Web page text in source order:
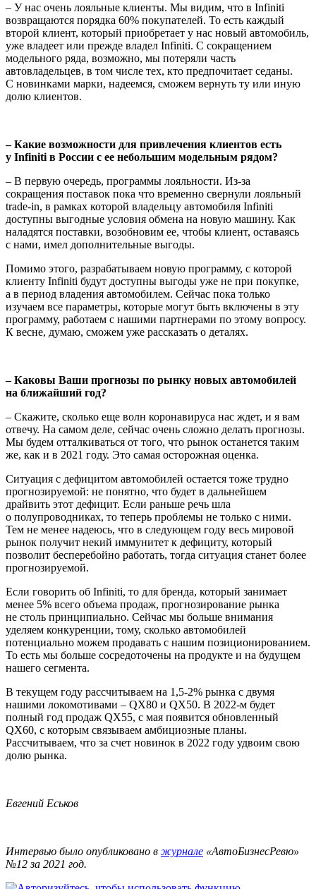
– У нас очень лояльные клиенты. Мы видим, что в Infiniti
возвращаются порядка 60% покупателей. То есть каждый
второй клиент, который приобретает у нас новый автомобиль,
уже владеет или прежде владел Infiniti. С сокращением
модельного ряда, возможно, мы потеряли часть
автовладельцев, в том числе тех, кто предпочитает седаны.
С новинками марки, надеемся, сможем вернуть ту или иную
долю клиентов.
– Какие возможности для привлечения клиентов есть
у Infiniti в России с ее небольшим модельным рядом?
– В первую очередь, программы лояльности. Из-за
сокращения поставок пока что временно свернули лояльный
trade-in, в рамках которой владельцу автомобиля Infiniti
доступны выгодные условия обмена на новую машину. Как
наладятся поставки, возобновим ее, чтобы клиент, оставаясь
с нами, имел дополнительные выгоды.
Помимо этого, разрабатываем новую программу, с которой
клиенту Infiniti будут доступны выгоды уже не при покупке,
а в период владения автомобилем. Сейчас пока только
изучаем все параметры, которые могут быть включены в эту
программу, работаем с нашими партнерами по этому вопросу.
К весне, думаю, сможем уже рассказать о деталях.
– Каковы Ваши прогнозы по рынку новых автомобилей
на ближайший год?
– Скажите, сколько еще волн коронавируса нас ждет, и я вам
отвечу. На самом деле, сейчас очень сложно делать прогнозы.
Мы будем отталкиваться от того, что рынок останется таким
же, как и в 2021 году. Это самая осторожная оценка.
Ситуация с дефицитом автомобилей остается тоже трудно
прогнозируемой: не понятно, что будет в дальнейшем
драйвить этот дефицит. Если раньше речь шла
о полупроводниках, то теперь проблемы не только с ними.
Тем не менее надеюсь, что в следующем году весь мировой
рынок получит некий иммунитет к дефициту, который
позволит бесперебойно работать, тогда ситуация станет более
прогнозируемой.
Если говорить об Infiniti, то для бренда, который занимает
менее 5% всего объема продаж, прогнозирование рынка
не столь принципиально. Сейчас мы больше внимания
уделяем конкуренции, тому, сколько автомобилей
потенциально можем продавать с нашим позиционированием.
То есть мы больше сосредоточены на продукте и на будущем
нашего сегмента.
В текущем году рассчитываем на 1,5-2% рынка с двумя
нашими локомотивами – QX80 и QX50. В 2022-м будет
полный год продаж QX55, с мая появится обновленный
QX60, с которым связываем амбициозные планы.
Рассчитываем, что за счет новинок в 2022 году удвоим свою
долю рынка.
Евгений Еськов
Интервью было опубликовано в журнале «АвтоБизнесРевю»
№12 за 2021 год.